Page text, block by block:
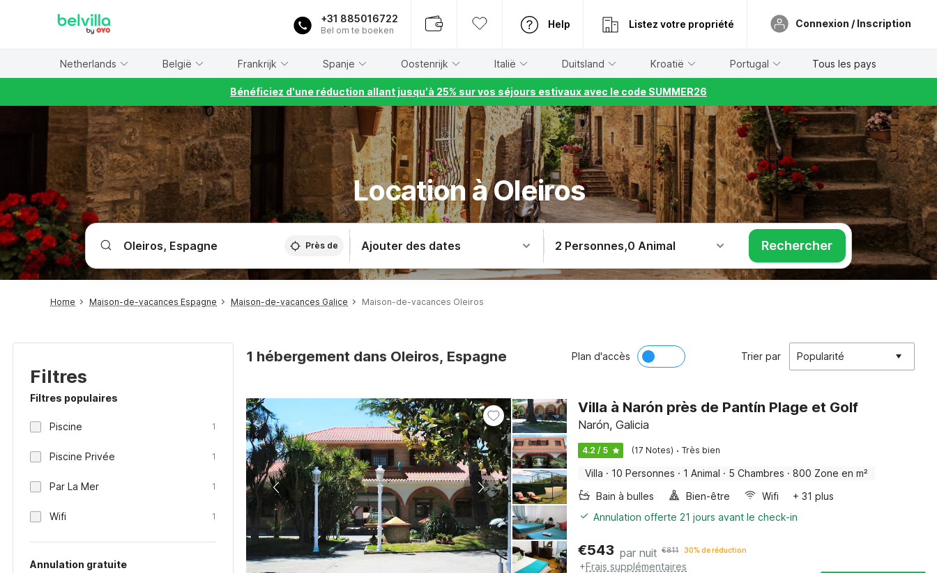
+31 885016722
Bel om te boeken
Help Listez votre propriété Connexion / Inscription
Netherlands België Frankrijk Spanje Oostenrijk Italië Duitsland Kroatië Portugal Tous les pays
Bénéficiez d'une réduction allant jusqu'à 25% sur vos séjours estivaux avec le code SUMMER26
Location à Oleiros
Près de Ajouter des dates 2 Personnes,0 Animal Rechercher
Home Maison-de-vacances Espagne Maison-de-vacances Galice Maison-de-vacances Oleiros
Filtres
Filtres populaires
Piscine 1
Piscine Privée 1
Par La Mer 1
Wifi 1
Annulation gratuite
1 hébergement dans Oleiros, Espagne Plan d'accès Trier par Popularité
Villa à Narón près de Pantín Plage et Golf
Narón, Galicia
4.2 / 5 (17 Notes) · Très bien
Villa · 10 Personnes · 1 Animal · 5 Chambres · 800 Zone en m²
Bain à bulles
Bien-être Wifi
+ 31 plus
Annulation offerte 21 jours avant le check-in
€543 par nuit €811 30% de réduction
+Frais supplémentaires